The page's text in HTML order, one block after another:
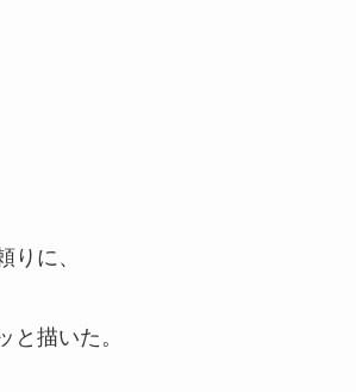
に、
描いた。